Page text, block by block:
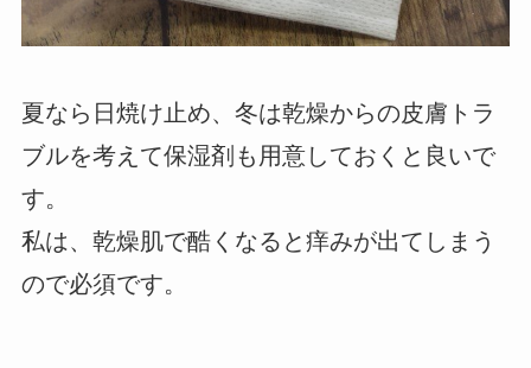
夏なら日焼け止め、冬は乾燥からの皮膚トラ
ブルを考えて保湿剤も用意しておくと良いで
す。
私は、乾燥肌で酷くなると痒みが出てしまう
ので必須です。